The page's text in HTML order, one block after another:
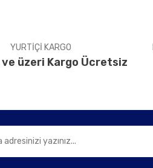
YURTİÇİ KARGO
üzeri Kargo Ücretsiz